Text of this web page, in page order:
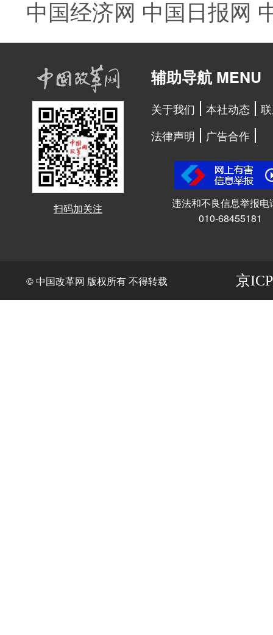
中国经济网 中国日报网
扫码加关注
辅助导航 MENU
关于我们 本社动态
法律声明
广告合作
违法和不良信息举报电
010-68455181
© 中国改革网 版权所有 不得转载 京